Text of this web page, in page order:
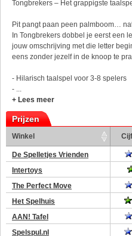
Tongbrekers – Het grappigste
Pit pangt paan peen palmboom…
In Tongbrekers dobbel je eerst een
jouw omschrijving met die letter
eens zonder jezelf in de knoop te
- Hilarisch taalspel voor 3-8 spelers
- ...
+ Lees meer
Prijzen
Winkel
De Spelletjes Vrienden
Intertoys
The Perfect Move
Het Spelhuis
AAN! Tafel
Spelspul.nl